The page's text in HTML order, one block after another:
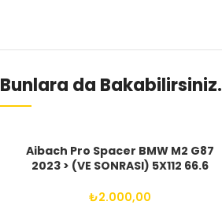
Bunlara da Bakabilirsiniz.
Aibach Pro Spacer BMW M2 G87
2023 > (VE SONRASI) 5X112 66.6
₺2.000,00